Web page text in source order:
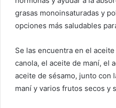
grasas monoinsaturadas y
opciones más saludables
Se las encuentra en el
canola, el aceite de maní, el
aceite de sésamo, junto con
maní y varios frutos secos y